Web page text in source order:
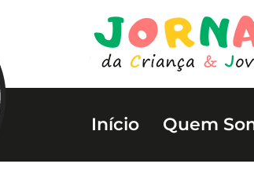
Início Quem